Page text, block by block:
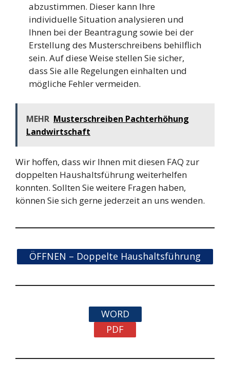
abzustimmen. Dieser kann Ihre
individuelle Situation analysieren und
Ihnen bei der Beantragung sowie bei der
Erstellung des Musterschreibens behilflich
sein. Auf diese Weise stellen Sie sicher,
dass Sie alle Regelungen einhalten und
mögliche Fehler vermeiden.
MEHR Musterschreiben Pachterhöhung
Landwirtschaft
Wir hoffen, dass wir Ihnen mit diesen FAQ zur
doppelten Haushaltsführung weiterhelfen
konnten. Sollten Sie weitere Fragen haben,
können Sie sich gerne jederzeit an uns wenden.
ÖFFNEN – Doppelte Haushaltsführung
WORD
PDF